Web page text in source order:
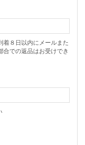
着８日以内にメールまた
合での返品はお受けでき